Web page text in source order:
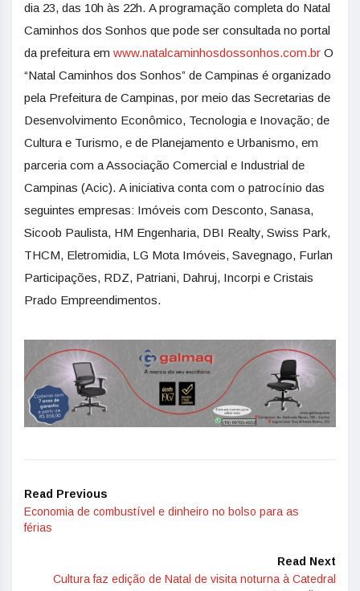
dia 23, das 10h às 22h. A programação completa do Natal
Caminhos dos Sonhos que pode ser consultada no portal
da prefeitura em www.natalcaminhosdossonhos.com.br O
“Natal Caminhos dos Sonhos” de Campinas é organizado
pela Prefeitura de Campinas, por meio das Secretarias de
Desenvolvimento Econômico, Tecnologia e Inovação; de
Cultura e Turismo, e de Planejamento e Urbanismo, em
parceria com a Associação Comercial e Industrial de
Campinas (Acic). A iniciativa conta com o patrocínio das
seguintes empresas: Imóveis com Desconto, Sanasa,
Sicoob Paulista, HM Engenharia, DBI Realty, Swiss Park,
THCM, Eletromidia, LG Mota Imóveis, Savegnago, Furlan
Participações, RDZ, Patriani, Dahruj, Incorpi e Cristais
Prado Empreendimentos.
Read Previous
Economia de combustível e dinheiro no bolso para as
férias
Read Next
Cultura faz edição de Natal de visita noturna à Catedral